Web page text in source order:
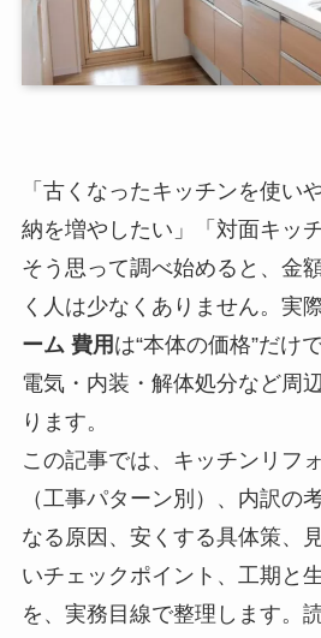
「古くなったキッチンを使い
納を増やしたい」「対面キ
そう思って調べ始めると、金
く人は少なくありません。実際
ーム 費用 は“本体の価格”だけ
電気・内装・解体処分など周
ります。
この記事では、キッチンリフ
（工事パターン別）、内訳の
なる原因、安くする具体策、
いチェックポイント、工期と
を、実務目線で整理します。